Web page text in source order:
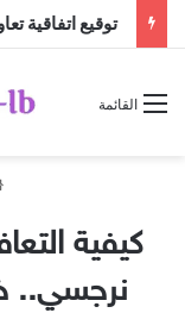
القائمة
كيفية
نرجسي..